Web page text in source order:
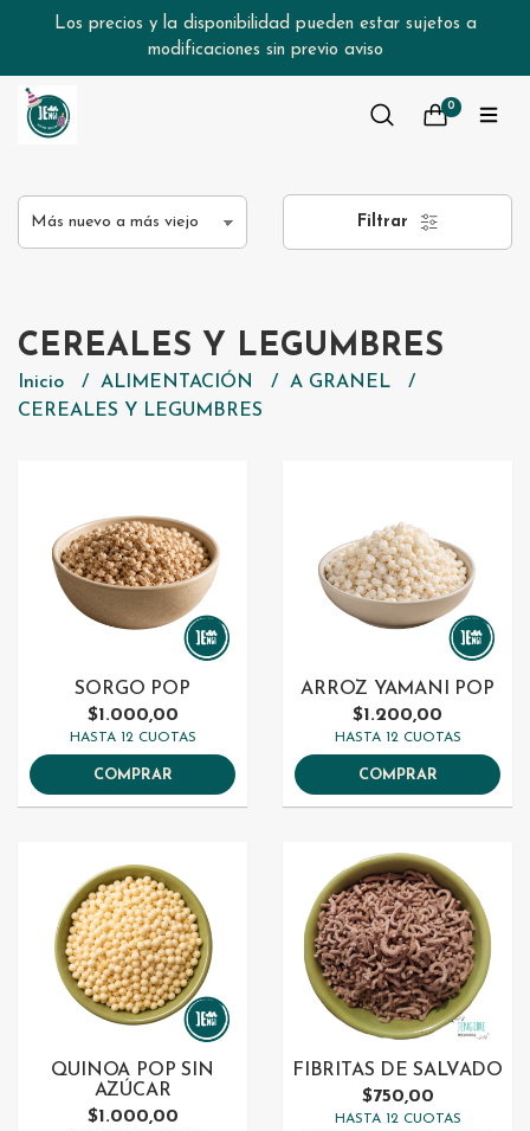
Los precios y la disponibilidad pueden estar sujetos a
modificaciones sin previo aviso
0
Filtrar
CEREALES Y LEGUMBRES
Inicio ALIMENTACIÓN
A GRANEL
CEREALES Y LEGUMBRES
SORGO POP
$1.000,00
HASTA 12 CUOTAS
COMPRAR
ARROZ YAMANI POP
$1.200,00
HASTA 12 CUOTAS
COMPRAR
QUINOA POP SIN
AZÚCAR
$1.000,00
FIBRITAS DE SALVADO
$750,00
HASTA 12 CUOTAS